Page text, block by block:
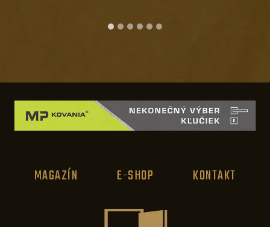
y
a
t
i
á
MAGAZÍN E-SHOP KONTAKT